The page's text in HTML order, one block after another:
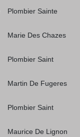
Plombier Sainte
Marie Des Chazes
Plombier Saint
Martin De Fugeres
Plombier Saint
Maurice De Lignon